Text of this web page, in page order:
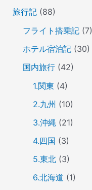
旅行記(88)
フライト搭乗記(7)
ホテル宿泊記(30)
国内旅行(42)
1.関東 (4)
2.九州 (10)
3.沖縄(21)
4.四国 (3)
5.東北(3)
6.北海道 (1)